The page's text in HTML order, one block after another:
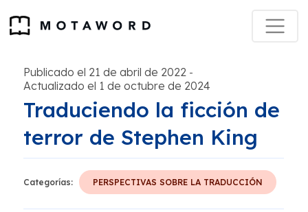
Publicado el 21 de abril de 2022 -
Actualizado el 1 de octubre de 2024
Traduciendo la ficción de
terror de Stephen King
Categorías: PERSPECTIVAS SOBRE LA TRADUCCIÓN